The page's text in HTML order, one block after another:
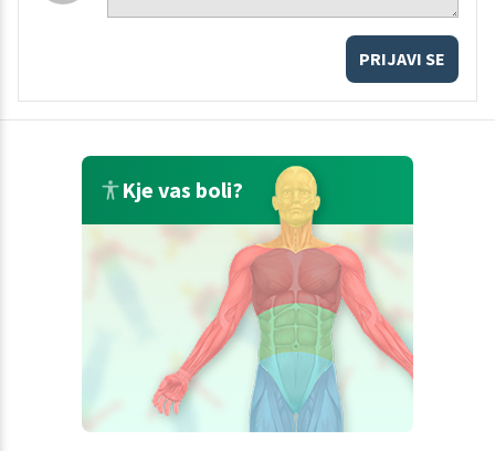
PRIJAVI SE
Kje vas boli?